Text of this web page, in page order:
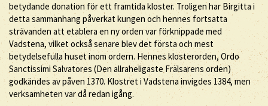
betydande donation för ett framtida kloster. Troligen har Birgitta i
detta sammanhang påverkat kungen och hennes fortsatta
strävanden att etablera en ny orden var förknippade med
Vadstena, vilket också senare blev det första och mest
betydelsefulla huset inom ordern. Hennes klosterorden, Ordo
Sanctissimi Salvatores (Den allraheligaste Frälsarens orden)
godkändes av påven 1370. Klostret i Vadstena invigdes 1384, men
verksamheten var då redan igång.